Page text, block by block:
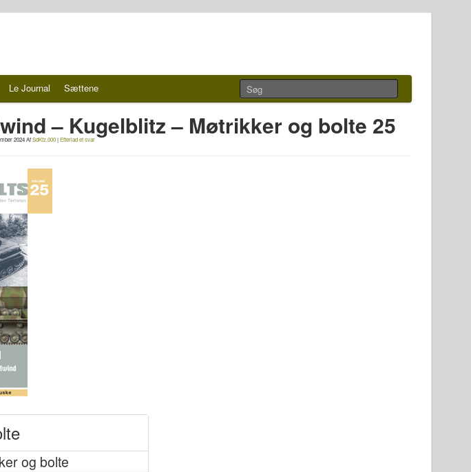
Le Journal Sættene
– Kugelblitz – Møtrikker og bolte 25
2024AfSdKfz.000|Efterlad et svar
og bolte